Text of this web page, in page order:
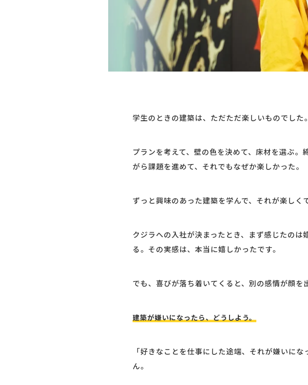
学生のときの建築は、ただただ楽しいものでした。
プランを考えて、壁の色を決めて、床材を選ぶ
がら課題を進めて、それでもなぜか楽しかった。
ずっと興味のあった建築を学んで、それが楽しく
クジラへの入社が決まったとき、まず感じたの
る。その実感は、本当に嬉しかったです。
でも、喜びが落ち着いてくると、別の感情が顔を
建築が嫌いになったら、どうしよう。
「好きなことを仕事にした途端、それが嫌いに
ん。